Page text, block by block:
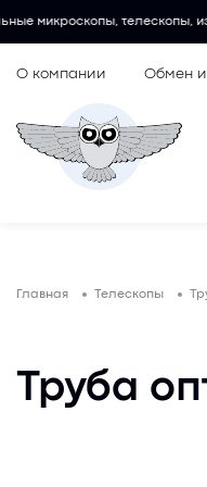
измерительные
О компании Обмен и
Лупы
Главная Телескопы
Труба